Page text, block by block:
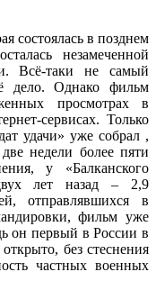
состоялась в позднем
незамеченной
Всё-таки не самый
дело. Однако фильм
просмотрах в
сервисах. Только
удачи» уже собрал ,
недели более пяти
у «Балканского
лет назад – 2,9
отправлявшихся в
фильм уже
он первый в России в
без стеснения
частных военных